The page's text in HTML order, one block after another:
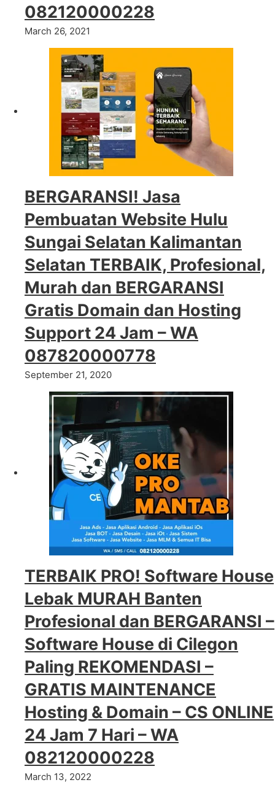
082120000228
March 26, 2021
BERGARANSI! Jasa
Pembuatan Website Hulu
Sungai Selatan Kalimantan
Selatan TERBAIK, Profesional,
Murah dan BERGARANSI
Gratis Domain dan Hosting
Support 24 Jam – WA
087820000778
September 21, 2020
TERBAIK PRO! Software House
Lebak MURAH Banten
Profesional dan BERGARANSI –
Software House di Cilegon
Paling REKOMENDASI –
GRATIS MAINTENANCE
Hosting & Domain – CS ONLINE
24 Jam 7 Hari – WA
082120000228
March 13, 2022